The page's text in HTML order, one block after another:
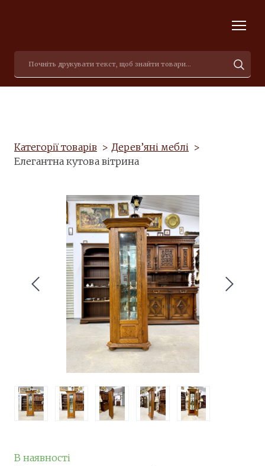
Категорії товарів
Дерев’яні меблі
Елегантна кутова вітрина
В наявності